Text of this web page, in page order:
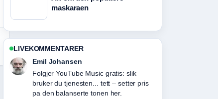
maskaraen
LIVEKOMMENTARER
Emil Johansen
Folgjer YouTube Music gratis: slik
bruker du tjenesten... tett – setter pris
pa den balanserte tonen her.